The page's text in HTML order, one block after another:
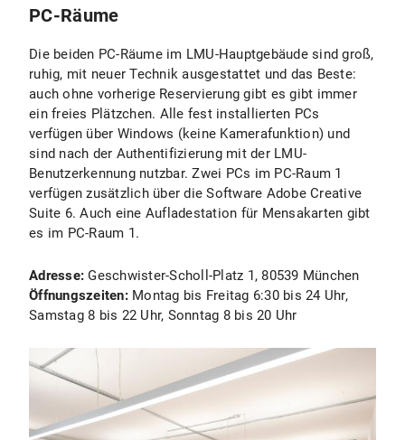
PC-Räume
Die beiden PC-Räume im LMU-Hauptgebäude sind groß,
ruhig, mit neuer Technik ausgestattet und das Beste:
auch ohne vorherige Reservierung gibt es gibt immer
ein freies Plätzchen. Alle fest installierten PCs
verfügen über Windows (keine Kamerafunktion) und
sind nach der Authentifizierung mit der LMU-
Benutzerkennung nutzbar. Zwei PCs im PC-Raum 1
verfügen zusätzlich über die Software Adobe Creative
Suite 6. Auch eine Aufladestation für Mensakarten gibt
es im PC-Raum 1.
Adresse:Geschwister-Scholl-Platz 1, 80539 München
Öffnungszeiten: Montag bis Freitag 6:30 bis 24 Uhr,
Samstag 8 bis 22 Uhr, Sonntag 8 bis 20 Uhr